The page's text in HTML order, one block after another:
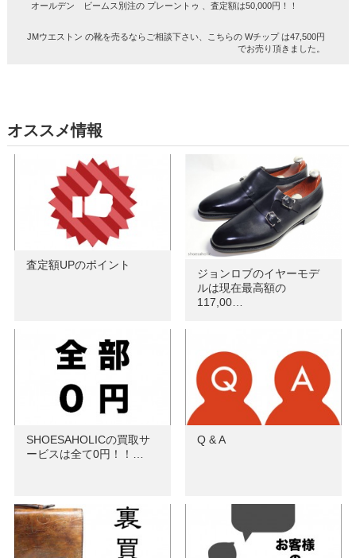
オールデン ビームス別注の プレーントゥ 、査定額は50,000円！！
JMウエストン の靴を売るならご相談下さい、こちらの Wチップ は47,500円
でお売り頂きました。
オススメ情報
査定額UPのポイント
ジョンロブのイヤーモデ
ルは現在最高額の
117,00…
SHOESAHOLICの買取サ
ービスは全て0円！！…
Q & A